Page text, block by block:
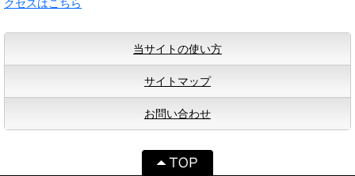
クセスはこちら
当サイトの使い方
サイトマップ
お問い合わせ